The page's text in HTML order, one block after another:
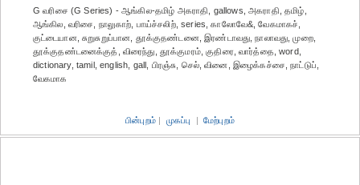
G வரிசை (G Series) - ஆங்கில-தமிழ் அகராதி, gallows, அகராதி, தமிழ்,
ஆங்கில, வரிசை, நாலுகாற், பாய்ச்சலிற், series, காலோவே&, வேகமாகச்,
குட்டையான, சுறுசுறுப்பான, தூக்குதண்டனை, இரண்டாவது, நாலாவது, முறை,
தூக்குதண்டனைக்குத், விரைந்து, தூக்குமரம், குதிரை, வார்த்தை, word,
dictionary, tamil, english, gall, பிரஞ்சு, செல், வினை, இழைக்கச்சை, நாட்டுப்,
வேகமாக
பின்புறம் | முகப்பு | மேற்புறம்